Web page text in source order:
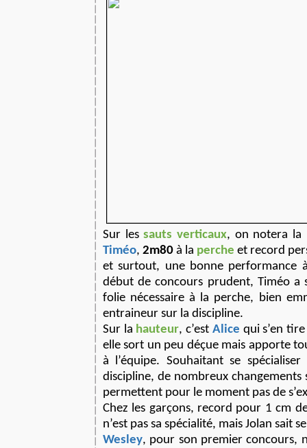
Sur lessauts verticaux, on notera la
Timéo, 2m80 à la perche et record
et surtout, une bonne performance
début de concours prudent, Timéo a
folie nécessaire à la perche, bien
entraineur sur la discipline.
Sur la hauteur, c’est Alice qui s’en
elle sort un peu déçue mais apporte
à l’équipe. Souhaitant se
discipline, de nombreux changements
permettent pour le moment pas de
Chez les garçons, record pour 1 cm
n’est pas sa spécialité, mais Jolan sait
Wesley, pour son premier concours,